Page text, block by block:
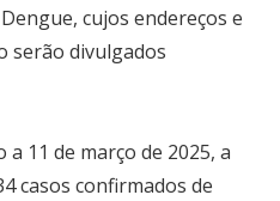
cujos endereços e
serão divulgados
11 de março de 2025, a
casos confirmados de